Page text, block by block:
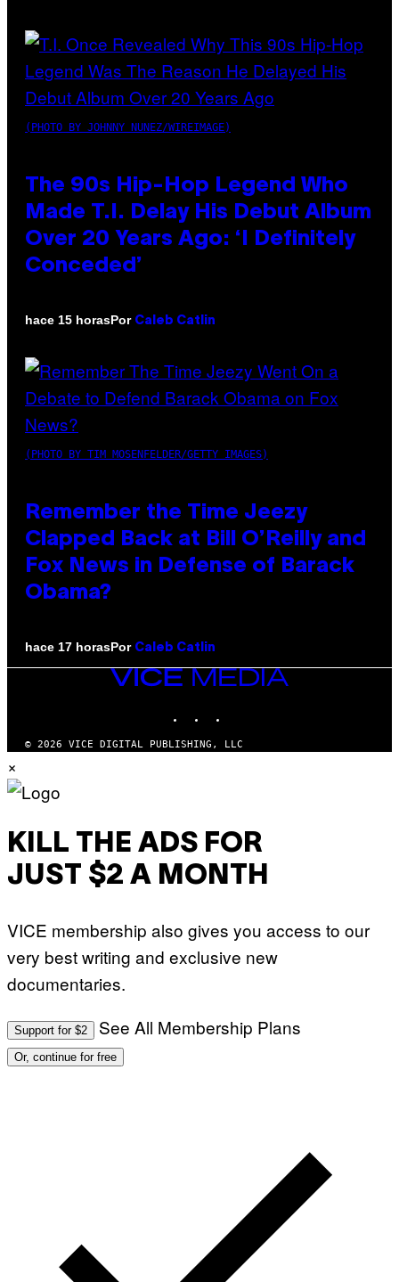
(PHOTO BY JOHNNY NUNEZ/WIREIMAGE)
The 90s Hip-Hop Legend Who
Made T.I. Delay His Debut Album
Over 20 Years Ago: ‘I Definitely
Conceded’
hace 15 horasPor Caleb Catlin
(PHOTO BY TIM MOSENFELDER/GETTY IMAGES)
Remember the Time Jeezy
Clapped Back at Bill O’Reilly and
Fox News in Defense of Barack
Obama?
hace 17 horasPor Caleb Catlin
VICE
MEDIA
© 2026 VICE DIGITAL PUBLISHING, LLC
×
KILL THE ADS FOR
JUST $2 A MONTH
VICE membership also gives you access to our
very best writing and exclusive new
documentaries.
Support for $2 See All Membership Plans
Or, continue for free